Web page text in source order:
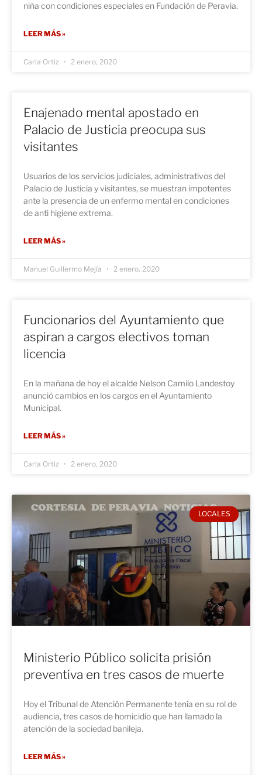
niña con condiciones especiales en Fundación de Peravia.
LEER MÁS »
Carla Ortiz 2 enero, 2020
Enajenado mental apostado en
Palacio de Justicia preocupa sus
visitantes
Usuarios de los servicios judiciales, administrativos del
Palacio de Justicia y visitantes, se muestran impotentes
ante la presencia de un enfermo mental en condiciones
de anti higiene extrema.
LEER MÁS »
Manuel Guillermo Mejía 2 enero, 2020
Funcionarios del Ayuntamiento que
aspiran a cargos electivos toman
licencia
En la mañana de hoy el alcalde Nelson Camilo Landestoy
anunció cambios en los cargos en el Ayuntamiento
Municipal.
LEER MÁS »
Carla Ortiz 2 enero, 2020
LOCALES
Ministerio Público solicita prisión
preventiva en tres casos de muerte
Hoy el Tribunal de Atención Permanente tenía en su rol de
audiencia, tres casos de homicidio que han llamado la
atención de la sociedad banileja.
LEER MÁS »